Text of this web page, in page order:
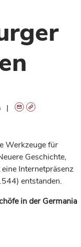
Werkzeuge für
Geschichte,
Internetpräsenz
entstanden.
in der Germania